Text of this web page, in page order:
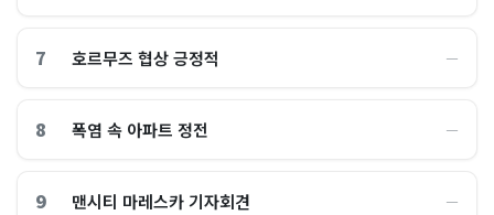
7 호르무즈 협상 긍정적 ―
8 폭염 속 아파트 정전 ―
9 맨시티 마레스카 기자회견 ―